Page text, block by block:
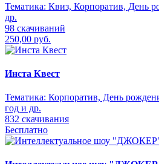
Тематика: Квиз, Корпоратив, День
др.
98 скачиваний
250,00 руб.
Инста Квест
Тематика: Корпоратив, День
год и др.
832 скачивания
Бесплатно